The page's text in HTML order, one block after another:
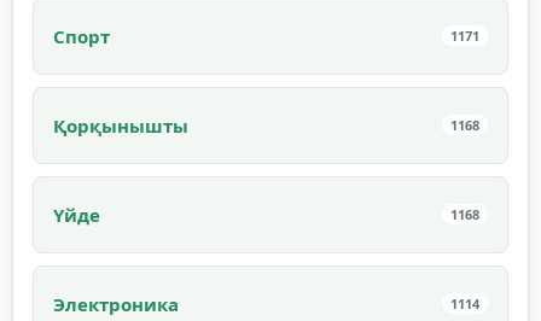
Спорт 1171
Қорқынышты 1168
Үйде 1168
Электроника 1114